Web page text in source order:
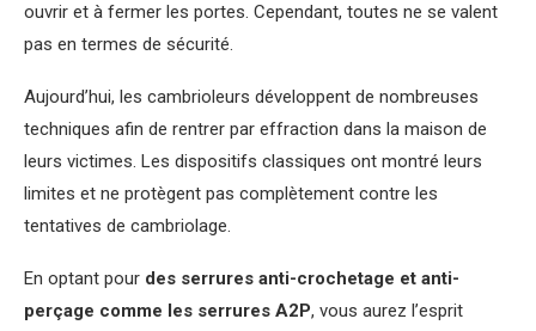
ouvrir et à fermer les portes. Cependant, toutes ne se valent
pas en termes de sécurité.
Aujourd’hui, les cambrioleurs développent de nombreuses
techniques afin de rentrer par effraction dans la maison de
leurs victimes. Les dispositifs classiques ont montré leurs
limites et ne protègent pas complètement contre les
tentatives de cambriolage.
En optant pour des serrures anti-crochetage et anti-
perçage comme les serrures A2P, vous aurez l’esprit